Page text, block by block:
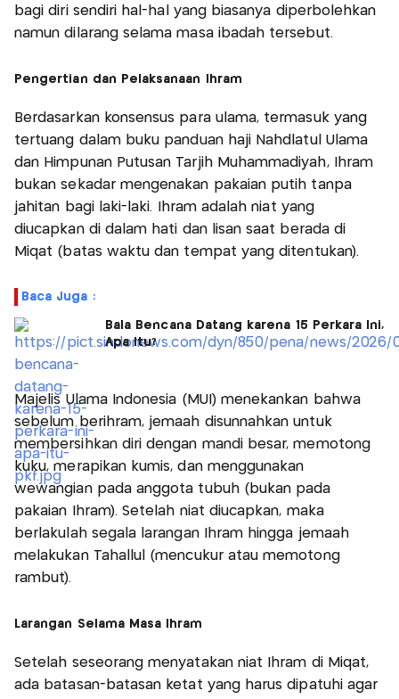
bagi diri sendiri hal-hal yang biasanya diperbolehkan
namun dilarang selama masa ibadah tersebut.
Pengertian dan Pelaksanaan Ihram
Berdasarkan konsensus para ulama, termasuk yang
tertuang dalam buku panduan haji Nahdlatul Ulama
dan Himpunan Putusan Tarjih Muhammadiyah, Ihram
bukan sekadar mengenakan pakaian putih tanpa
jahitan bagi laki-laki. Ihram adalah niat yang
diucapkan di dalam hati dan lisan saat berada di
Miqat (batas waktu dan tempat yang ditentukan).
Baca Juga :
Bala Bencana Datang karena 15 Perkara Ini,
Apa Itu?
Majelis Ulama Indonesia (MUI) menekankan bahwa
sebelum berihram, jemaah disunnahkan untuk
membersihkan diri dengan mandi besar, memotong
kuku, merapikan kumis, dan menggunakan
wewangian pada anggota tubuh (bukan pada
pakaian Ihram). Setelah niat diucapkan, maka
berlakulah segala larangan Ihram hingga jemaah
melakukan Tahallul (mencukur atau memotong
rambut).
Larangan Selama Masa Ihram
Setelah seseorang menyatakan niat Ihram di Miqat,
ada batasan-batasan ketat yang harus dipatuhi agar